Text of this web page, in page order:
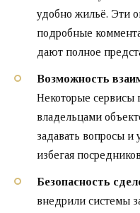
удобно жильё. Эти
подробные
дают полное
Возможность
Некоторые сервисы
владельцами
задавать вопросы и
избегая
Безопасность
внедрили системы